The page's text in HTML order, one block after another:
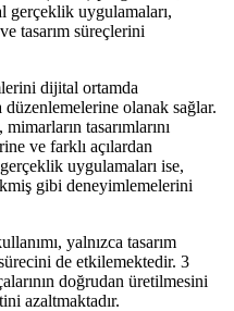
gerçeklik uygulamaları,
tasarım süreçlerini
dijital ortamda
olanak sağlar.
tasarımlarını
ve farklı açılardan
uygulamaları ise,
gibi deneyimlemelerini
yalnızca tasarım
de etkilemektedir. 3
doğrudan üretilmesini
azaltmaktadır.